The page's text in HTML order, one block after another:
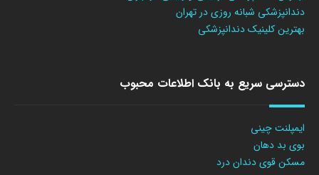
دندانپزشکی شبانه روزی در تهران
بهترین کلینیک دندانپزشکی
دسترسی سریع به بانک اطلاعات محبوب
ایمپلنت چینی
بوی بد دهان
مسکن قوی دندان درد